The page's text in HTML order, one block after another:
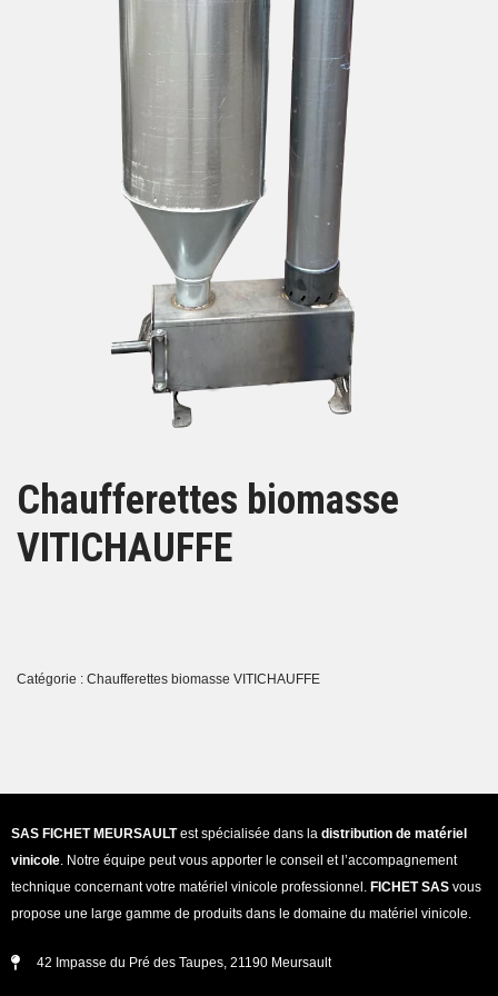
Chaufferettes biomasse
VITICHAUFFE
Catégorie : Chaufferettes biomasse VITICHAUFFE
SAS FICHET MEURSAULTest spécialisée dans la distribution de matériel
vinicole . Notre équipe peut vous apporter le conseil et l’accompagnement
technique concernant votre matériel vinicole professionnel. FICHET SAS vous
propose une large gamme de produits dans le domaine du matériel vinicole.
42 Impasse du Pré des Taupes, 21190 Meursault